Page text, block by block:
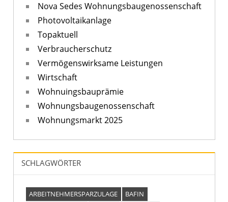
Nova Sedes Wohnungsbaugenossenschaft
Photovoltaikanlage
Topaktuell
Verbraucherschutz
Vermögenswirksame Leistungen
Wirtschaft
Wohnuingsbauprämie
Wohnungsbaugenossenschaft
Wohnungsmarkt 2025
SCHLAGWÖRTER
ARBEITNEHMERSPARZULAGE
BAFIN